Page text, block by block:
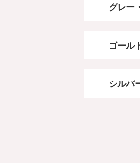
グレー
ゴール
シルバ